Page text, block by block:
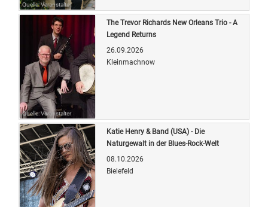
Quelle: Veranstalter
Quelle: Veranstalter
The Trevor Richards New Orleans Trio - A
Legend Returns
26.09.2026
Kleinmachnow
Katie Henry & Band (USA) - Die
Naturgewalt in der Blues-Rock-Welt
08.10.2026
Bielefeld